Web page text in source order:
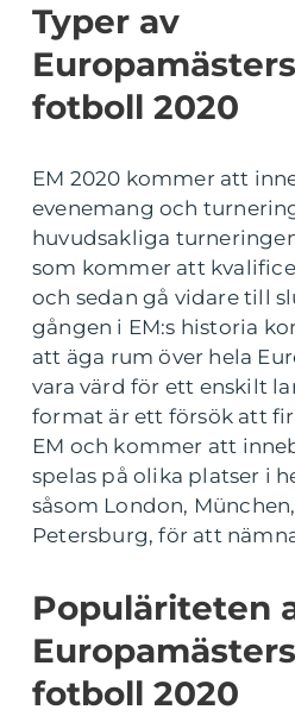
Typer av
fotboll 2020
EM 2020 kommer att
evenemang och
huvudsakliga
som kommer att
och sedan gå vidare till
gången i EM:s historia
att äga rum över hela
vara värd för ett enskilt
format är ett försök att
EM och kommer att
spelas på olika platser i
såsom London,
Petersburg, för att
Populäriteten
fotboll 2020